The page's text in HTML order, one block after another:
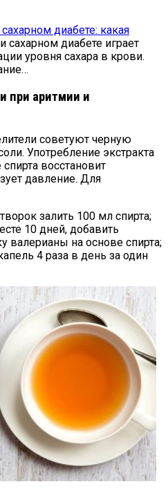
диабете: какая
сахарном диабете играет
уровня сахара в крови.
при аритмии и
советуют черную
Употребление экстракта
восстановит
давление. Для
залить 100 мл спирта;
10 дней, добавить
валерианы на основе спирта;
4 раза в день за один